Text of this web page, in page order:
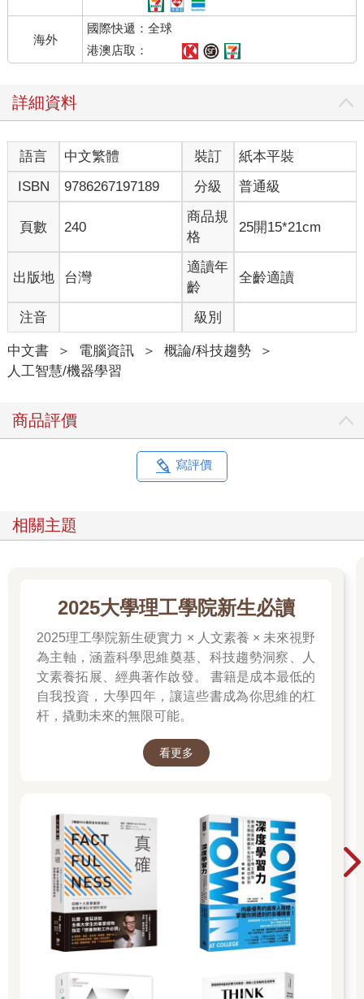
海外
國際快遞：全球
港澳店取：
詳細資料
語言 中文繁體 裝訂
紙本平裝
ISBN
9786267197189 分級 普通級
頁數 240
商品規
格
25開15*21cm
出版地 台灣
適讀年
齡
全齡適讀
注音 級別
中文書 ＞ 電腦資訊 ＞ 概論/科技趨勢
＞
人工智慧/機器學習
商品評價
寫評價
相關主題
2025大學理工學院新生必讀
2025理工學院新生硬實力 × 人文素養 × 未來視野
為主軸，涵蓋科學思維奠基、科技趨勢洞察、人
文素養拓展、經典著作啟發。 書籍是成本最低的
自我投資，大學四年，讓這些書成為你思維的杠
杆，撬動未來的無限可能。
看更多